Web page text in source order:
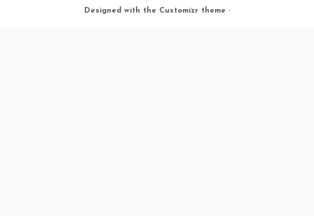
Designed with the Customizr theme ·